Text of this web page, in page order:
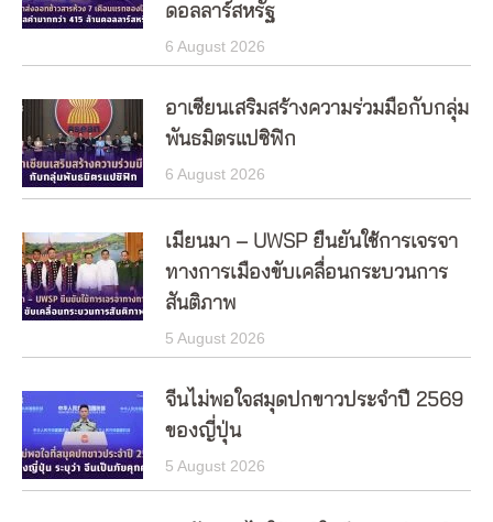
ดอลลาร์สหรัฐ
6 August 2026
อาเซียนเสริมสร้างความร่วมมือกับกลุ่ม
พันธมิตรแปซิฟิก
6 August 2026
เมียนมา – UWSP ยืนยันใช้การเจรจา
ทางการเมืองขับเคลื่อนกระบวนการ
สันติภาพ
5 August 2026
จีนไม่พอใจสมุดปกขาวประจำปี 2569
ของญี่ปุ่น
5 August 2026